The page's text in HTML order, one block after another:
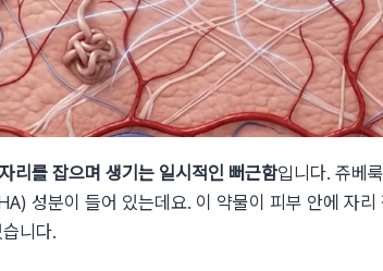
리를 잡으며 생기는 일시적인 뻐근함입니다. 쥬베
성분이 들어 있는데요. 이 약물이 피부 안에 자리
니다.